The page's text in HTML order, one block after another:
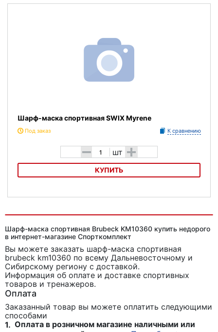
Шарф-маска спортивная SWIX Myrene
Под заказ К сравнению
- шт +
КУПИТЬ
Шарф-маска спортивная Brubeck KM10360 купить недорого
в интернет-магазине Спорткомплект
Вы можете заказать шарф-маска спортивная
brubeck km10360 по всему Дальневосточному и
Сибирскому региону с доставкой.
Информация об оплате и доставке спортивных
товаров и тренажеров.
Оплата
Заказанный товар вы можете оплатить следующими
способами
1. Оплата в розничном магазине наличными или